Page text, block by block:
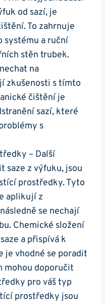
od sazí, je
To zahrnuje
systému a ruční
⁤stěn ‌trubek.
na
zkušenosti s tímto
čištění je
sazí,⁣ které
s
– ⁢Další
saze z ⁢výfuku, ‌jsou​
prostředky. Tyto
aplikují z
se nechají
Chemické⁤ složení
a přispívá k
je vhodné se poradit
⁣mohou doporučit
pro⁣ váš typ
prostředky jsou